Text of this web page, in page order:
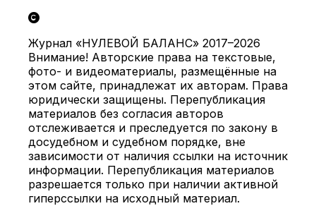
Журнал «НУЛЕВОЙ БАЛАНС» 2017–2026
Внимание! Авторские права на текстовые,
фото- и видеоматериалы, размещённые на
этом сайте, принадлежат их авторам. Права
юридически защищены. Перепубликация
материалов без согласия авторов
отслеживается и преследуется по закону в
досудебном и судебном порядке, вне
зависимости от наличия ссылки на источник
информации. Перепубликация материалов
разрешается только при наличии активной
гиперссылки на исходный материал.